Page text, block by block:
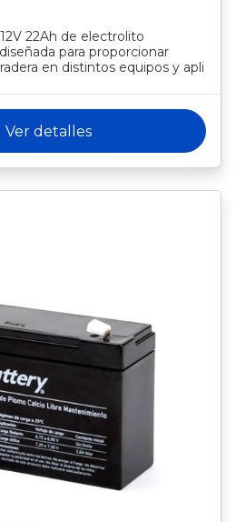
22Ah de electrolito
para proporcionar
en distintos equipos y apli
Ver detalles